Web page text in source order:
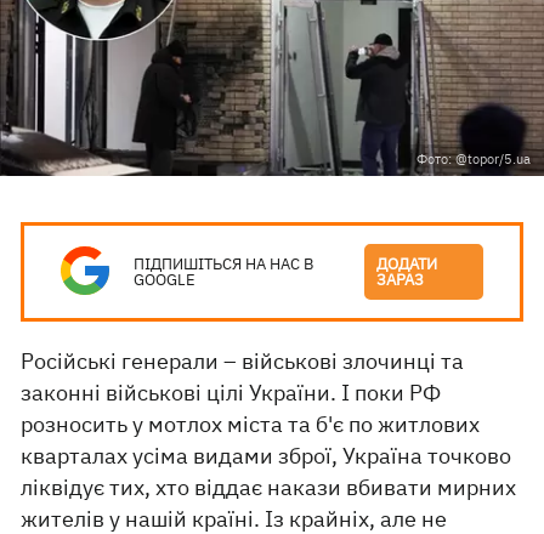
Фото: @topor/5.ua
ПІДПИШІТЬСЯ НА НАС В
GOOGLE
ДОДАТИ
ЗАРАЗ
Російські генерали – військові злочинці та
законні військові цілі України. І поки РФ
розносить у мотлох міста та б'є по житлових
кварталах усіма видами зброї, Україна точково
ліквідує тих, хто віддає накази вбивати мирних
жителів у нашій країні. Із крайніх, але не